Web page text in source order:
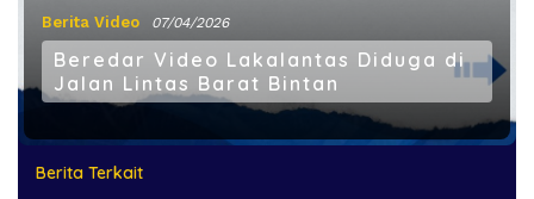
Berita Video 07/04/2026
Beredar Video Lakalantas Diduga di
Jalan Lintas Barat Bintan
Berita Terkait